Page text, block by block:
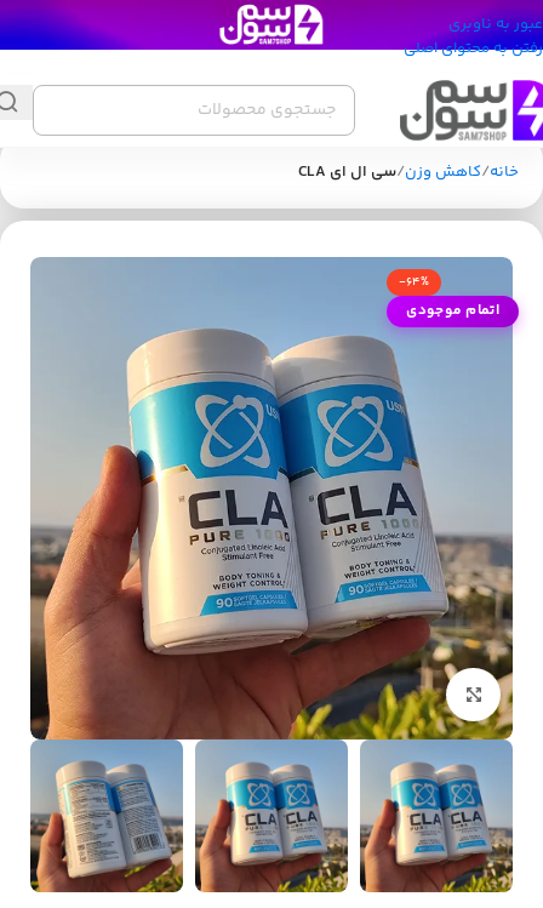
عبور به ناوبری
رفتن به محتوای اصلی
خانه کاهش وزن سی ال ای CLA
-64%
اتمام موجودی
بزرگنمایی تصویر